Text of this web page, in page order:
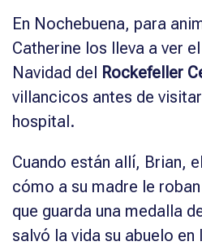
En Nochebuena, para
Catherine los lleva a ver
Navidad del Rockefeller
villancicos antes de
hospital.
Cuando están allí, Brian,
cómo a su madre le
que guarda una medalla
salvó la vida su abuelo en